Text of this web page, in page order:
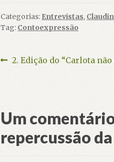
Categorias: Entrevistas,
Tag: Contoexpressão
Navegação
Post
2. Edição do “Carlota
Um
repercussão